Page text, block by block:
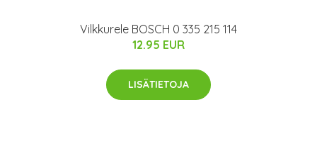
Vilkkurele BOSCH 0 335 215 114
12.95 EUR
LISÄTIETOJA